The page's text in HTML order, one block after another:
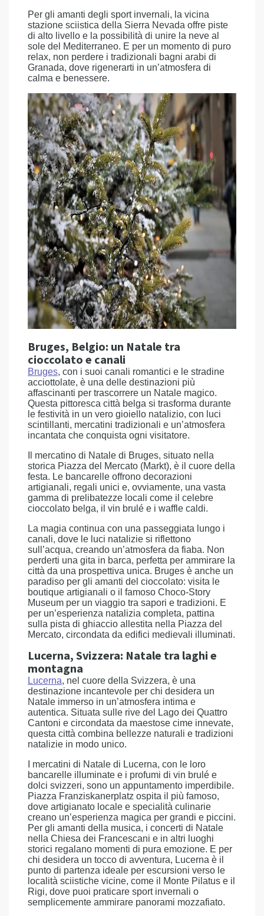
Per gli amanti degli sport invernali, la vicina
stazione sciistica della Sierra Nevada offre piste
di alto livello e la possibilità di unire la neve al
sole del Mediterraneo. E per un momento di puro
relax, non perdere i tradizionali bagni arabi di
Granada, dove rigenerarti in un’atmosfera di
calma e benessere.
Bruges, Belgio: un Natale tra
cioccolato e canali
Bruges, con i suoi canali romantici e le stradine
acciottolate, è una delle destinazioni più
affascinanti per trascorrere un Natale magico.
Questa pittoresca città belga si trasforma durante
le festività in un vero gioiello natalizio, con luci
scintillanti, mercatini tradizionali e un’atmosfera
incantata che conquista ogni visitatore.
Il mercatino di Natale di Bruges, situato nella
storica Piazza del Mercato (Markt), è il cuore della
festa. Le bancarelle offrono decorazioni
artigianali, regali unici e, ovviamente, una vasta
gamma di prelibatezze locali come il celebre
cioccolato belga, il vin brulé e i waffle caldi.
La magia continua con una passeggiata lungo i
canali, dove le luci natalizie si riflettono
sull’acqua, creando un’atmosfera da fiaba. Non
perderti una gita in barca, perfetta per ammirare la
città da una prospettiva unica. Bruges è anche un
paradiso per gli amanti del cioccolato: visita le
boutique artigianali o il famoso Choco-Story
Museum per un viaggio tra sapori e tradizioni. E
per un’esperienza natalizia completa, pattina
sulla pista di ghiaccio allestita nella Piazza del
Mercato, circondata da edifici medievali illuminati.
Lucerna, Svizzera: Natale tra laghi e
montagna
Lucerna, nel cuore della Svizzera, è una
destinazione incantevole per chi desidera un
Natale immerso in un’atmosfera intima e
autentica. Situata sulle rive del Lago dei Quattro
Cantoni e circondata da maestose cime innevate,
questa città combina bellezze naturali e tradizioni
natalizie in modo unico.
I mercatini di Natale di Lucerna, con le loro
bancarelle illuminate e i profumi di vin brulé e
dolci svizzeri, sono un appuntamento imperdibile.
Piazza Franziskanerplatz ospita il più famoso,
dove artigianato locale e specialità culinarie
creano un’esperienza magica per grandi e piccini.
Per gli amanti della musica, i concerti di Natale
nella Chiesa dei Francescani e in altri luoghi
storici regalano momenti di pura emozione. E per
chi desidera un tocco di avventura, Lucerna è il
punto di partenza ideale per escursioni verso le
località sciistiche vicine, come il Monte Pilatus e il
Rigi, dove puoi praticare sport invernali o
semplicemente ammirare panorami mozzafiato.